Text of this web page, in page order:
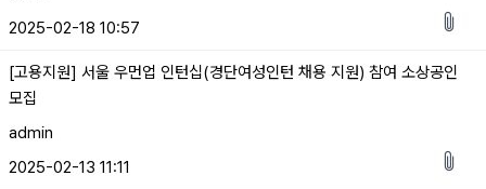
2025-02-18 10:57
[고용지원] 서울 우먼업 인턴십(경단여성인턴 채용 지원) 참여 소상공인
모집
admin
2025-02-13 11:11